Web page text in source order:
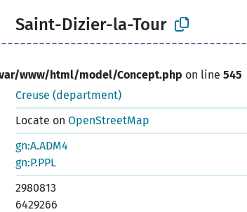
Saint-Dizier-la-Tour
www/html/model/Concept.php on line 545
Creuse (department)
Locate on OpenStreetMap
gn:A.ADM4
gn:P.PPL
2980813
6429266